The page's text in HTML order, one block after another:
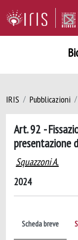
IRIS Pubblicazioni
Art. 92 -
presentazione
Squazzoni A.
2024
Scheda breve